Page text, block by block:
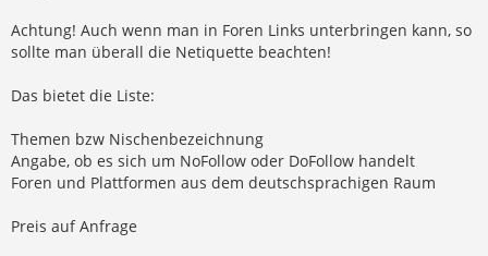
Achtung! Auch wenn man in Foren Links unterbringen kann, so
sollte man überall die Netiquette beachten!
Das bietet die Liste:
Themen bzw Nischenbezeichnung
Angabe, ob es sich um NoFollow oder DoFollow handelt
Foren und Plattformen aus dem deutschsprachigen Raum
Preis auf Anfrage